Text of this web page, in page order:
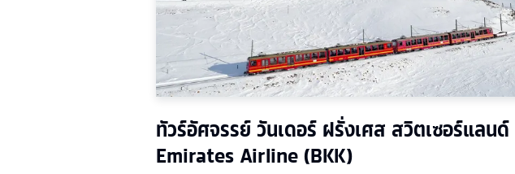
ทัวร์อัศจรรย์ วันเดอร์ ฝรั่งเศส สวิตเซอร์แลน
Emirates Airline (BKK)